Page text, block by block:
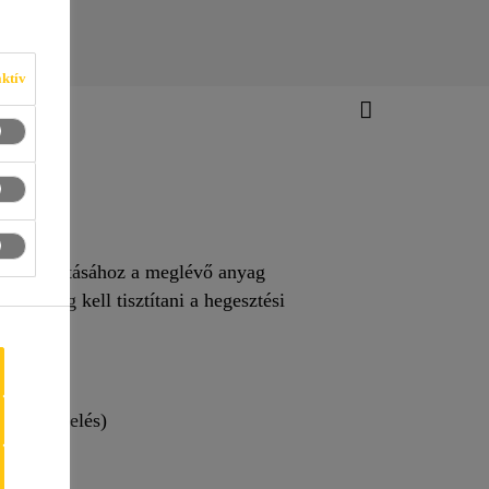
a meglévő anyag
meg kell tisztítani a hegesztési
kezelés)